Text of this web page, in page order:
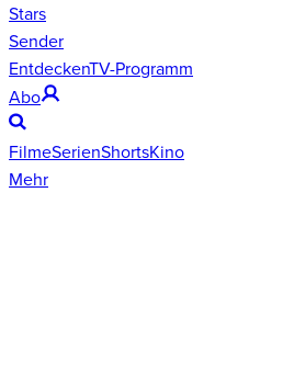
Stars
Sender
EntdeckenTV-Programm
Abo
FilmeSerienShortsKino
Mehr